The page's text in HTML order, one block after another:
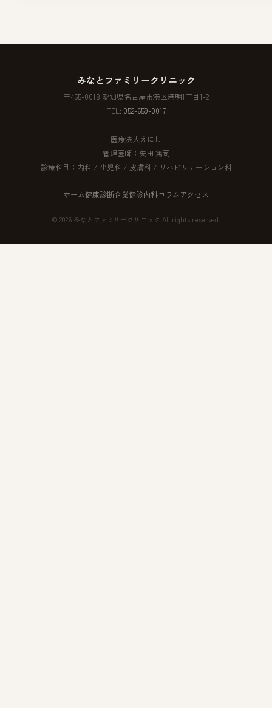
みなとファミリークリニック
〒455-0018 愛知県名古屋市港区港明1丁目1-2
TEL: 052-659-0017
医療法人えにし
管理医師：矢田 篤司
診療科目：内科 / 小児科 / 皮膚科 / リハビリテーション科
ホーム健康診断企業健診内科コラムアクセス
© 2026 みなとファミリークリニック All rights reserved.